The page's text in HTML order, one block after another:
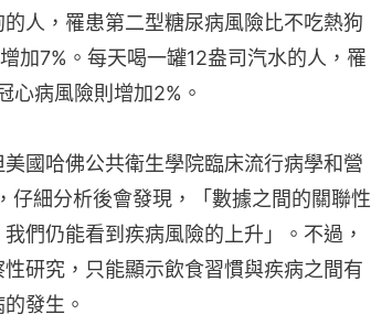
人，罹患第二型糖尿病風險比不吃熱狗
加7%。每天喝一罐12盎司汽水的人，罹
心病風險則增加2%。
國哈佛公共衛生學院臨床流行病學和營
細分析後會發現，「數據之間的關聯性
們仍能看到疾病風險的上升」。不過，
研究，只能顯示飲食習慣與疾病之間有
發生。